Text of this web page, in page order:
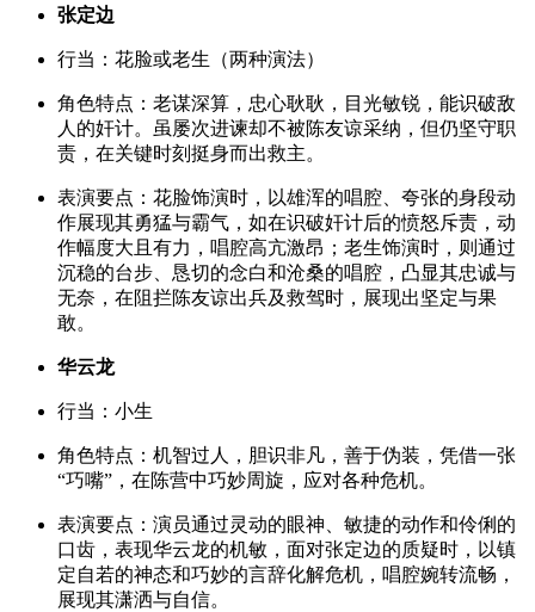
张定边
行当 ：花脸或老生（两种演法）
角色特点 ：老谋深算，忠心耿耿，目光敏锐，能识破敌
人的奸计。虽屡次进谏却不被陈友谅采纳，但仍坚守职
责，在关键时刻挺身而出救主。
表演要点 ：花脸饰演时，以雄浑的唱腔、夸张的身段动
作展现其勇猛与霸气，如在识破奸计后的愤怒斥责，动
作幅度大且有力，唱腔高亢激昂；老生饰演时，则通过
沉稳的台步、恳切的念白和沧桑的唱腔，凸显其忠诚与
无奈，在阻拦陈友谅出兵及救驾时，展现出坚定与果
敢。
华云龙
行当 ：小生
角色特点 ：机智过人，胆识非凡，善于伪装，凭借一张
“巧嘴”，在陈营中巧妙周旋，应对各种危机。
表演要点 ：演员通过灵动的眼神、敏捷的动作和伶俐的
口齿，表现华云龙的机敏，面对张定边的质疑时，以镇
定自若的神态和巧妙的言辞化解危机，唱腔婉转流畅，
展现其潇洒与自信。